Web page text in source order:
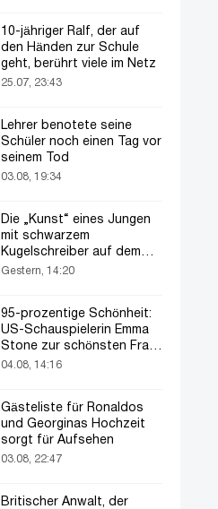
10-jähriger Ralf, der auf
den Händen zur Schule
geht, berührt viele im Netz
25.07, 23:43
Lehrer benotete seine
Schüler noch einen Tag vor
seinem Tod
03.08, 19:34
Die „Kunst“ eines Jungen
mit schwarzem
Kugelschreiber auf dem
Pass seines Vaters zieht
Gestern, 14:20
95-prozentige Schönheit:
US-Schauspielerin Emma
Stone zur schönsten Frau
der Welt gekürt
04.08, 14:16
Gästeliste für Ronaldos
und Georginas Hochzeit
sorgt für Aufsehen
03.08, 22:47
Britischer Anwalt, der